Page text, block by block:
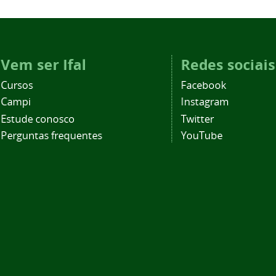
Vem ser Ifal
Cursos
Campi
Estude conosco
Perguntas frequentes
Redes sociais
Facebook
Instagram
Twitter
YouTube